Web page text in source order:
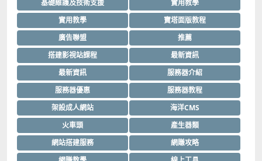
基礎維護及技術支援
實用教學
實用教學
寶塔面版教程
廣告聯盟
推薦
搭建影視站課程
最新資訊
最新資訊
服務器介紹
服務器優惠
服務器教程
架設成人網站
海洋CMS
火車頭
產生器類
網站搭建服務
網賺攻略